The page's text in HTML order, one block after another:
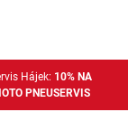
Hájek: 10% NA
PNEUSERVIS